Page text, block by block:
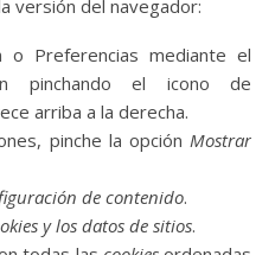
versión del navegador:
o Preferencias mediante el
pinchando el icono de
arriba a la derecha.
pinche la opciónMostrar
de contenido.
y los datos de sitios.